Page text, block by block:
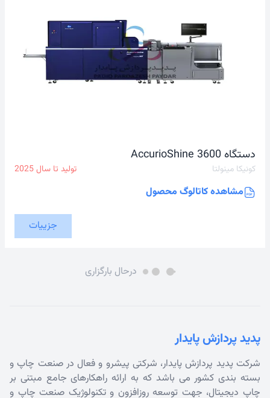
دستگاه AccurioShine 3600
کونیکا مینولتا تولید تا سال2025
مشاهده کاتالوگ محصول
جزییات
درحال بارگزاری
پدید پردازش پایدار
شرکت پدید پردازش پایدار، شرکتی پیشرو و فعال در صنعت چاپ و
بسته بندی کشور می باشد که به ارائه راهکارهای جامع مبتنی بر
چاپ دیجیتال، جهت توسعه روزافزون و تکنولوژیک صنعت چاپ و